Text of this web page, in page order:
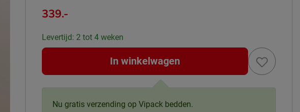
339.-
Levertijd: 2 tot 4 weken
In winkelwagen
Nu gratis verzending op Vipack bedden.